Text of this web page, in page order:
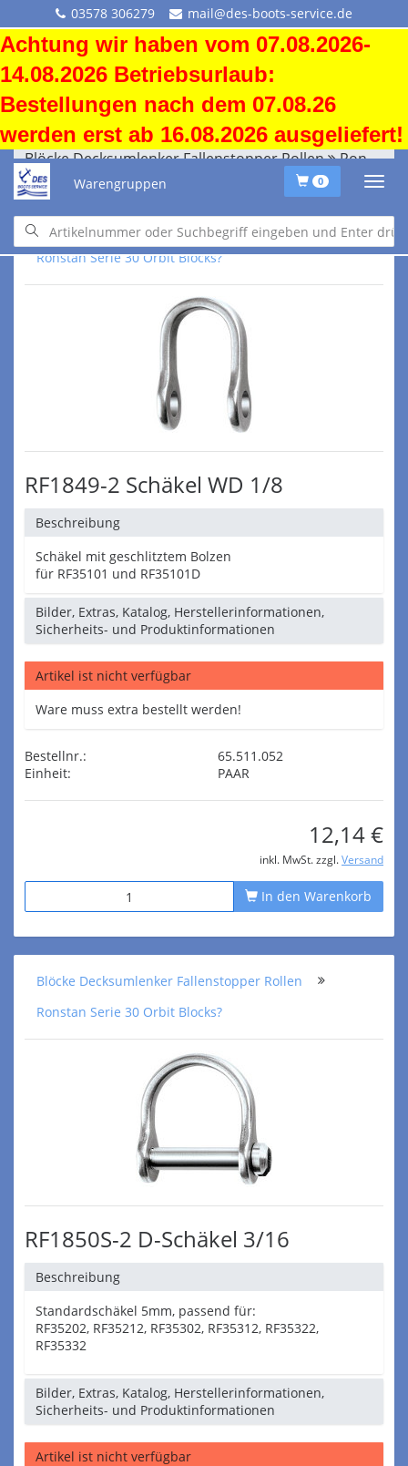
03578 306279 mail@des-boots-service.de
Achtung wir haben vom 07.08.2026-
14.08.2026 Betriebsurlaub:
Bestellungen nach dem 07.08.26
werden erst ab 16.08.2026 ausgeliefert!
Warengruppen 0
Blöcke Decksumlenker Fallenstopper Rollen Ronstan Serie 30 Orbit Blocks?
Blöcke Decksumlenker Fallenstopper Rollen
Ronstan Serie 30 Orbit Blocks?
RF1849-2 Schäkel WD 1/8
Beschreibung
Schäkel mit geschlitztem Bolzen
für RF35101 und RF35101D
Bilder, Extras, Katalog, Herstellerinformationen,
Sicherheits- und Produktinformationen
Artikel ist nicht verfügbar
Ware muss extra bestellt werden!
Bestellnr.:
65.511.052
Einheit:
PAAR
12,14 €
inkl. MwSt. zzgl. Versand
In den Warenkorb
Blöcke Decksumlenker Fallenstopper Rollen
Ronstan Serie 30 Orbit Blocks?
RF1850S-2 D-Schäkel 3/16
Beschreibung
Standardschäkel 5mm, passend für:
RF35202, RF35212, RF35302, RF35312, RF35322,
RF35332
Bilder, Extras, Katalog, Herstellerinformationen,
Sicherheits- und Produktinformationen
Artikel ist nicht verfügbar